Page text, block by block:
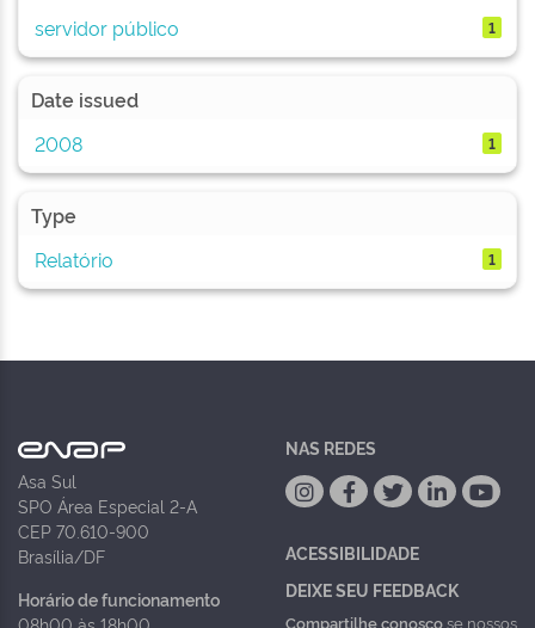
servidor público 1
Date issued
2008
1
Type
Relatório
1
Asa Sul
SPO Área Especial 2-A
CEP 70.610-900
Brasília/DF
Horário de funcionamento
NAS REDES
ACESSIBILIDADE
DEIXE SEU FEEDBACK
Compartilhe conoscose nossos